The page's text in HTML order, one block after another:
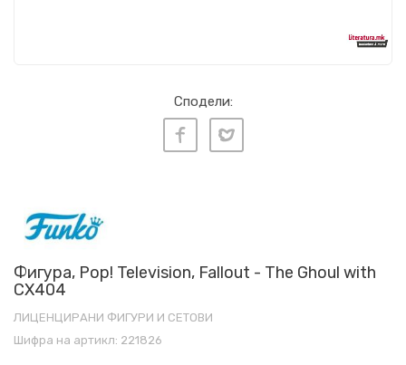
Сподели:
Фигура, Pop! Television, Fallout - The Ghoul with
CX404
ЛИЦЕНЦИРАНИ ФИГУРИ И СЕТОВИ
Шифра на артикл: 221826